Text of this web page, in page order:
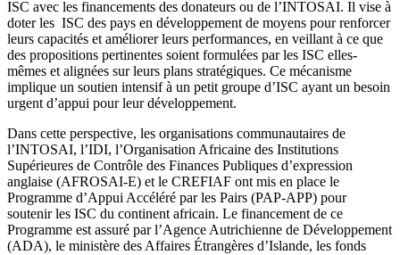
ISC avec les financements des donateurs ou de l’INTOSAI. Il vise à
doter les ISC des pays en développement de moyens pour renforcer
leurs capacités et améliorer leurs performances, en veillant à ce que
des propositions pertinentes soient formulées par les ISC elles-
mêmes et alignées sur leurs plans stratégiques. Ce mécanisme
implique un soutien intensif à un petit groupe d’ISC ayant un besoin
urgent d’appui pour leur développement.
Dans cette perspective, les organisations communautaires de
l’INTOSAI, l’IDI, l’Organisation Africaine des Institutions
Supérieures de Contrôle des Finances Publiques d’expression
anglaise (AFROSAI-E) et le CREFIAF ont mis en place le
Programme d’Appui Accéléré par les Pairs (PAP-APP) pour
soutenir les ISC du continent africain. Le financement de ce
Programme est assuré par l’Agence Autrichienne de Développement
(ADA), le ministère des Affaires Étrangères d’Islande, les fonds